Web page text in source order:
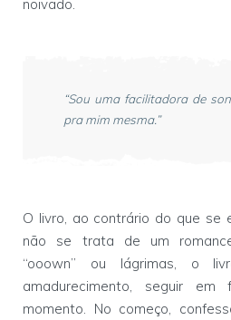
noivado.
“Sou uma facilitadora de
pra mim mesma.”
O livro, ao contrário do que se
não se trata de um
“ooown” ou lágrimas, o
amadurecimento, seguir
momento. No começo,